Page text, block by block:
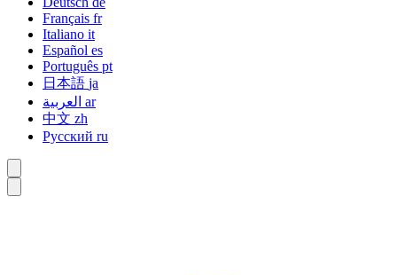
Français fr
Italiano it
Español es
Português pt
日本語 ja
ar
中文 zh
Русский ru